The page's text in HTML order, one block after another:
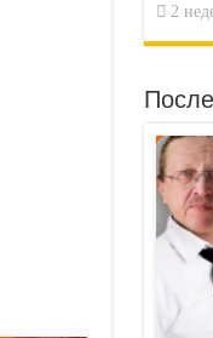
2